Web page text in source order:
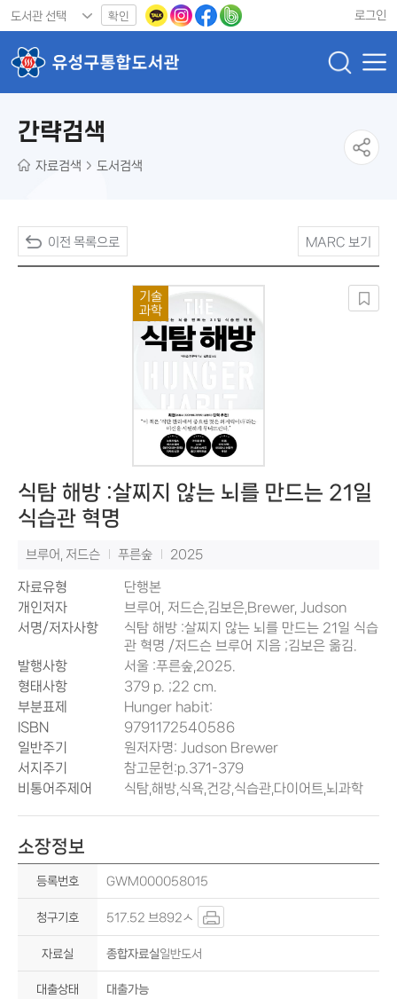
확인 로그인
간략검색
자료검색 도서검색
이전 목록으로 MARC 보기
기술
과학
식탐 해방 :살찌지 않는 뇌를 만드는 21일
식습관 혁명
브루어, 저드슨 푸른숲 2025
자료유형
단행본
개인저자
브루어, 저드슨 김보은 Brewer, Judson
서명/저자사항
식탐 해방 :살찌지 않는 뇌를 만드는 21일 식습
관 혁명 /저드슨 브루어 지음 ;김보은 옮김.
발행사항
서울 :푸른숲,2025.
형태사항
379 p. ;22 cm.
부분표제
Hunger habit:
ISBN
9791172540586
일반주기
원저자명: Judson Brewer
서지주기
참고문헌:p.371-379
비통어주제어
식탐해방 식욕 건강 식습관 다이어트 뇌과학
소장정보
GWM000058015
517.52 브892ㅅ
종합자료실일반도서
대출가능